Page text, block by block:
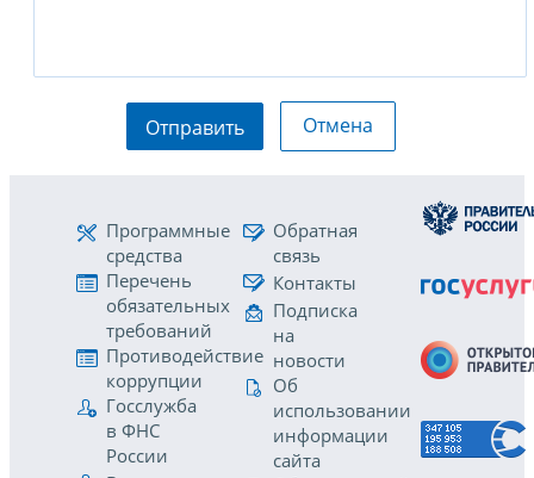
Отправить Отмена
Программные
средства
Перечень
обязательных
требований
Противодействие
коррупции
Госслужба
в ФНС
России
Обратная
связь
Контакты
Подписка
на
новости
Об
использовании
информации
сайта